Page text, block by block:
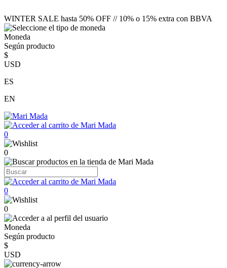
WINTER SALE hasta 50% OFF // 10% o 15% extra con BBVA
Moneda
Según producto
$
USD
ES
EN
0
0
0
0
Moneda
Según producto
$
USD